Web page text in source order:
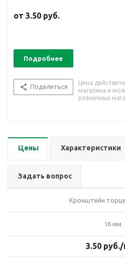
от 3.50 руб.
Подробнее
Поделиться
Цена
магазина и
розничных
Цены Характеристики
Задать вопрос
Кронштейн
16 мм
3.50 руб./